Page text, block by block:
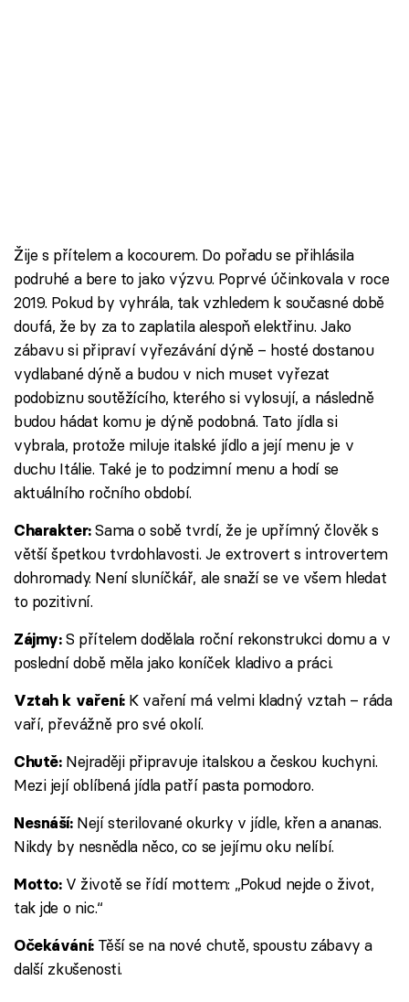
Přihlášení
Sledujte nás
Žije s přítelem a kocourem. Do pořadu se přihlásila
podruhé a bere to jako výzvu. Poprvé účinkovala v roce
2019. Pokud by vyhrála, tak vzhledem k současné době
doufá, že by za to zaplatila alespoň elektřinu. Jako
zábavu si připraví vyřezávání dýně – hosté dostanou
vydlabané dýně a budou v nich muset vyřezat
podobiznu soutěžícího, kterého si vylosují, a následně
budou hádat komu je dýně podobná. Tato jídla si
vybrala, protože miluje italské jídlo a její menu je v
duchu Itálie. Také je to podzimní menu a hodí se
aktuálního ročního období.
Charakter:Sama o sobě tvrdí, že je upřímný člověk s
větší špetkou tvrdohlavosti. Je extrovert s introvertem
dohromady. Není sluníčkář, ale snaží se ve všem hledat
to pozitivní.
Zájmy:S přítelem dodělala roční rekonstrukci domu a v
poslední době měla jako koníček kladivo a práci.
Vztah k vaření:K vaření má velmi kladný vztah – ráda
vaří, převážně pro své okolí.
Chutě:Nejraději připravuje italskou a českou kuchyni.
Mezi její oblíbená jídla patří pasta pomodoro.
Nesnáší:Nejí sterilované okurky v jídle, křen a ananas.
Nikdy by nesnědla něco, co se jejímu oku nelíbí.
Motto:V životě se řídí mottem: „Pokud nejde o život,
tak jde o nic.“
Očekávání:Těší se na nové chutě, spoustu zábavy a
další zkušenosti.